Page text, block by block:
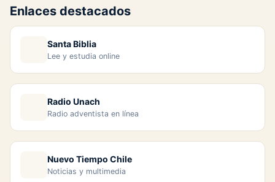
Enlaces destacados
Santa Biblia
Lee y estudia online
Radio Unach
Radio adventista en línea
Nuevo Tiempo Chile
Noticias y multimedia